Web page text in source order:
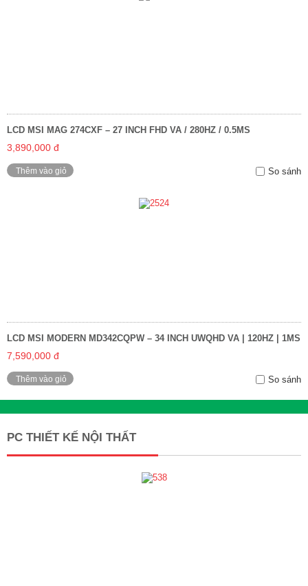
LCD MSI MAG 274CXF – 27 INCH FHD VA / 280HZ / 0.5MS
3,890,000 đ
Thêm vào giỏ So sánh
LCD MSI MODERN MD342CQPW – 34 INCH UWQHD VA | 120HZ | 1MS
7,590,000 đ
Thêm vào giỏ So sánh
PC THIẾT KẾ NỘI THẤT